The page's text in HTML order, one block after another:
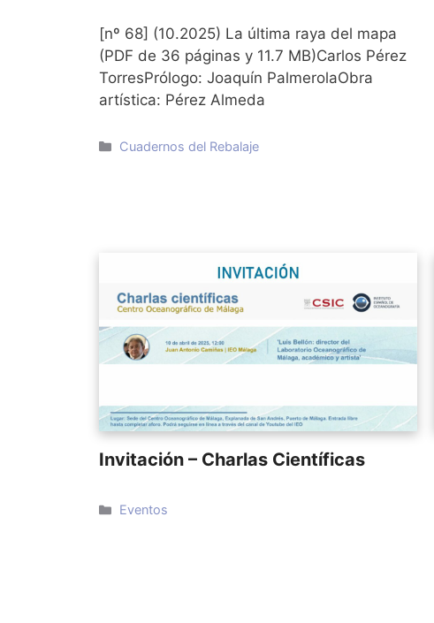
[nº 68] (10.2025) La última raya del mapa
(PDF de 36 páginas y 11.7 MB)Carlos Pérez
TorresPrólogo: Joaquín PalmerolaObra
artística: Pérez Almeda
Categorías
Cuadernos del Rebalaje
Invitación – Charlas Científicas
Categorías
Eventos